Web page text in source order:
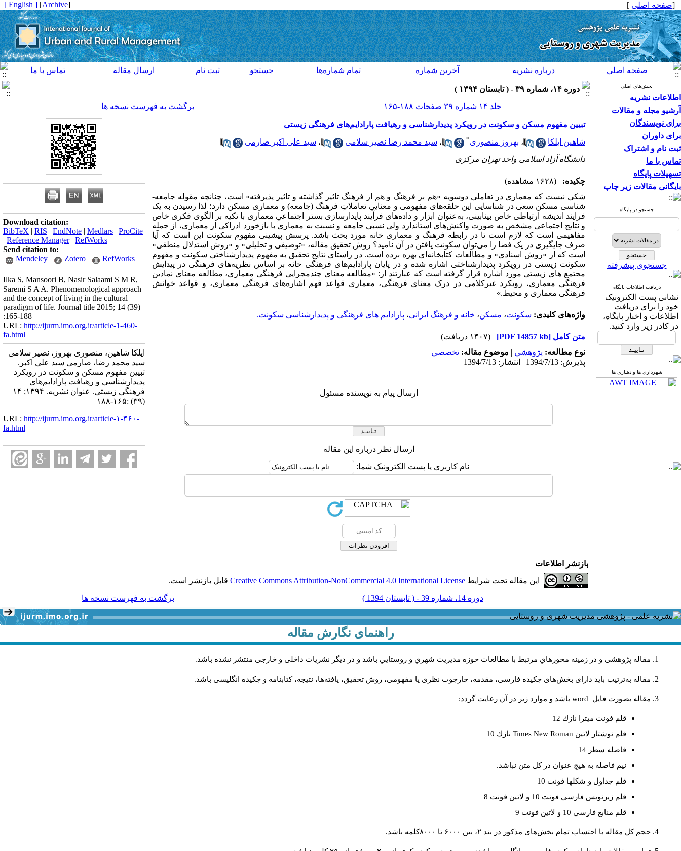
[صفحه اصلی ]
[
Archive
]
[ English ]
صفحه اصلي درباره نشريه آخرين شماره تمام شماره‌ها جستجو ثبت نام ارسال مقاله تماس با ما
بخش‌های اصلی
اطلاعات نشریه
آرشیو مجله و مقالات
برای نویسندگان
برای داوران
ثبت نام و اشتراک
تماس با ما
تسهیلات پایگاه
بایگانی مقالات زیر چاپ
جستجو در پایگاه
جستجوی پیشرفته
دریافت اطلاعات پایگاه
نشانی پست الکترونیک
خود را برای دریافت
اطلاعات و اخبار پایگاه،
در کادر زیر وارد کنید.
شهرداری ها و دهیاری ها
دوره ۱۴، شماره ۳۹ - ( تابستان ۱۳۹۴ )
جلد ۱۴ شماره ۳۹ صفحات ۱۸۸-۱۶۵
برگشت به فهرست نسخه ها
تبیین مفهوم مسکن و سکونت در رویکرد پدیدارشناسی و رهیافت پارادایم‌های فرهنگی زیستی
شاهین ایلکا ، بهروز منصوری* ، سید محمد رضا نصیر سلامی ، سید علی اکبر صارمی
دانشگاه آزاد اسلامی واحد تهران مرکزی
چکیده:
(۱۶۲۸ مشاهده)
شکی نیست که معماری در تعاملی دوسویه «هم بر فرهنگ و هم از فرهنگ تاثیر گذاشته و تاثیر پذیرفته» است، چنانچه مقوله جامعه-
شناسی مسکن سعی در شناسایی این حلقه‌های مفهومی و معناییِ تعاملاتِ فرهنگ (جامعه) و معماری مسکن دارد؛ لذا رسیدن به یک
فرایند اندیشه ارتباطی خاص بینابینی، به‌عنوان ابزار و داده‌های فرآیند پایدارسازی بستر اجتماعیِ معماری با تکیه بر الگوی فکری خاص
و نتایج اجتماعی مشخص به صورت واکنش‌های استاندارد ولی نسبی جامعه و نسبت به معماری با بازخورد ادراکی از معماری، از جمله
مفاهیمی است که لازم است تا در رابطه فرهنگ و معماری خانه مورد بحث باشد. پرسش پیشینی مفهوم سکونت این است که آیا
صرف جایگیری در یک فضا را می‌توان سکونت یافتن در آن نامید؟ روش تحقیق مقاله، «توصیفی و تحلیلی» و «روش استدلال منطقی»
است که از «روش اسنادی» و مطالعات کتابخانه‌ای بهره برده است. در راستای نتایج تحقیق به مفهوم پدیدارشناختی سکونت و مفهوم
سکونت زیستی در رویکرد پدیدارشناختی اشاره شده و در پایان پارادایم‌های فرهنگی خانه بر اساس نظریه‌های فرهنگی در پیدایش
مجتمع های زیستی مورد اشاره قرار گرفته است که عبارتند از: «مطالعه معنای چندمجرایی فرهنگی معماری، مطالعه معنای نمادین
فرهنگی معماری، رویکرد غیرکلامی در درک معنای فرهنگی، معماری قواعد فهم اشاره‌های فرهنگی معماری، و قواعد خوانش
فرهنگی معماری و محیط.»
واژه‌های کلیدی: سکونت، مسکن، خانه و فرهنگ ایرانی، پارادایم های فرهنگی و پدیدارشناسی سکونت.
متن کامل [PDF 14857 kb]
(۱۴۰۷ دریافت)
نوع مطالعه: پژوهشي | موضوع مقاله: تخصصي
پذیرش: 1394/7/13 | انتشار: 1394/7/13
ارسال پیام به نویسنده مسئول
ارسال نظر درباره این مقاله
نام کاربری یا پست الکترونیک شما:
Download citation:
BibTeX | RIS | EndNote | Medlars | ProCite
| Reference Manager| RefWorks
Send citation to:
Mendeley
Zotero RefWorks
Ilka S, Mansoori B, Nasir Salaami S M R,
Saremi S A A. Phenomenological approach
and the concept of living in the cultural
paradigm of life. Journal title 2015; 14 (39)
:165-188
URL: http://ijurm.imo.org.ir/article-1-460-
fa.html
ایلکا شاهین، منصوری بهروز، نصیر سلامی
سید محمد رضا، صارمی سید علی اکبر.
تبیین مفهوم مسکن و سکونت در رویکرد
پدیدارشناسی و رهیافت پارادایم‌های
فرهنگی زیستی. عنوان نشریه. ۱۳۹۴; ۱۴
(۳۹) :۱۶۵-۱۸۸
URL: http://ijurm.imo.org.ir/article-۱-۴۶۰-
fa.html
بازنشر اطلاعات
این مقاله تحت شرایط Creative Commons Attribution-NonCommercial 4.0 International License قابل بازنشر است.
دوره 14، شماره 39 - ( تابستان 1394 ) برگشت به فهرست نسخه ها
راهنمای نگارش مقاله
مقاله پژوهشی و در زمینه محورهاي مرتبط با مطالعات حوزه مديريت شهري و روستايي باشد و در دیگر نشریات داخلی و خارجی منتشر نشده باشد.
مقاله به‌ترتیب باید دارای بخش‌های چکیده فارسی، مقدمه، چارچوب نظری یا مفهومی، روش تحقیق، یافته‌ها، نتیجه، کتابنامه و چکیده انگلیسی باشد.
مقاله بصورت فايل word باشد و موارد زير در آن رعايت گردد:
قلم فونت ميترا نازك 12
قلم نوشتار لاتين Times New Roman نازك 10
فاصله سطر 14
نيم فاصله به هيچ عنوان در كل متن نباشد.
قلم جداول و شكلها فونت 10
قلم زيرنويس فارسي فونت 10 و لاتين فونت 8
قلم منابع فارسي 10 و لاتين فونت 9
حجم کل مقاله با احتساب تمام بخش‌های مذکور در بند ۲، بین ۶۰۰۰ تا ۸۰۰۰کلمه باشد.